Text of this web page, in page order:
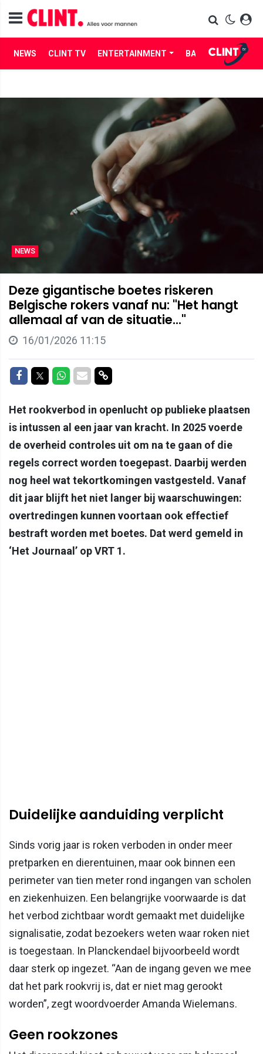
NEWS CLINT TV ENTERTAINMENT BABES LIFE
NEWS
Deze gigantische boetes riskeren
Belgische rokers vanaf nu: "Het hangt
allemaal af van de situatie..."
16/01/2026 11:15
Delen op Facebook
Delen op Twitter
Delen op Whatsapp
Delen via Mail
Delen via link
Het rookverbod in openlucht op publieke plaatsen
is intussen al een jaar van kracht. In 2025 voerde
de overheid controles uit om na te gaan of die
regels correct worden toegepast. Daarbij werden
nog heel wat tekortkomingen vastgesteld. Vanaf
dit jaar blijft het niet langer bij waarschuwingen:
overtredingen kunnen voortaan ook effectief
bestraft worden met boetes. Dat werd gemeld in
‘Het Journaal’ op VRT 1.
Duidelijke aanduiding verplicht
Sinds vorig jaar is roken verboden in onder meer
pretparken en dierentuinen, maar ook binnen een
perimeter van tien meter rond ingangen van scholen
en ziekenhuizen. Een belangrijke voorwaarde is dat
het verbod zichtbaar wordt gemaakt met duidelijke
signalisatie, zodat bezoekers weten waar roken niet
is toegestaan. In Planckendael bijvoorbeeld wordt
daar sterk op ingezet. “Aan de ingang geven we mee
dat het park rookvrij is, dat er niet mag gerookt
worden”, zegt woordvoerder Amanda Wielemans.
Geen rookzones